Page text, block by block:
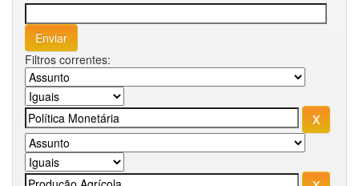
Filtros correntes: